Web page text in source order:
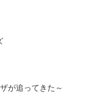
が追ってきた～